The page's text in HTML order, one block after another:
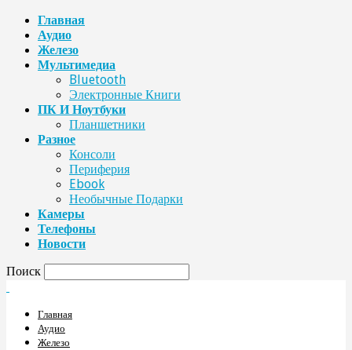
Главная
Аудио
Железо
Мультимедиа
Bluetooth
Электронные Книги
ПК И Ноутбуки
Планшетники
Разное
Консоли
Периферия
Ebook
Необычные Подарки
Камеры
Телефоны
Новости
Поиск
Главная
Аудио
Железо